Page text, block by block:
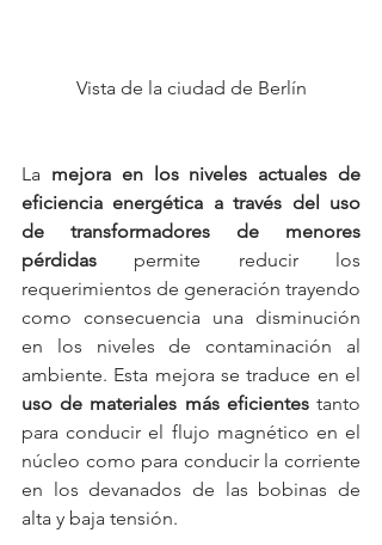
Vista de la ciudad de Berlín
La mejora en los niveles actuales de
eficiencia energética a través del uso
de transformadores de menores
pérdidas permite reducir los
requerimientos de generación trayendo
como consecuencia una disminución
en los niveles de contaminación al
uso de materiales más eficientes tanto
para conducir el flujo magnético en el
núcleo como para conducir la corriente
en los devanados de las bobinas de
alta y baja tensión.